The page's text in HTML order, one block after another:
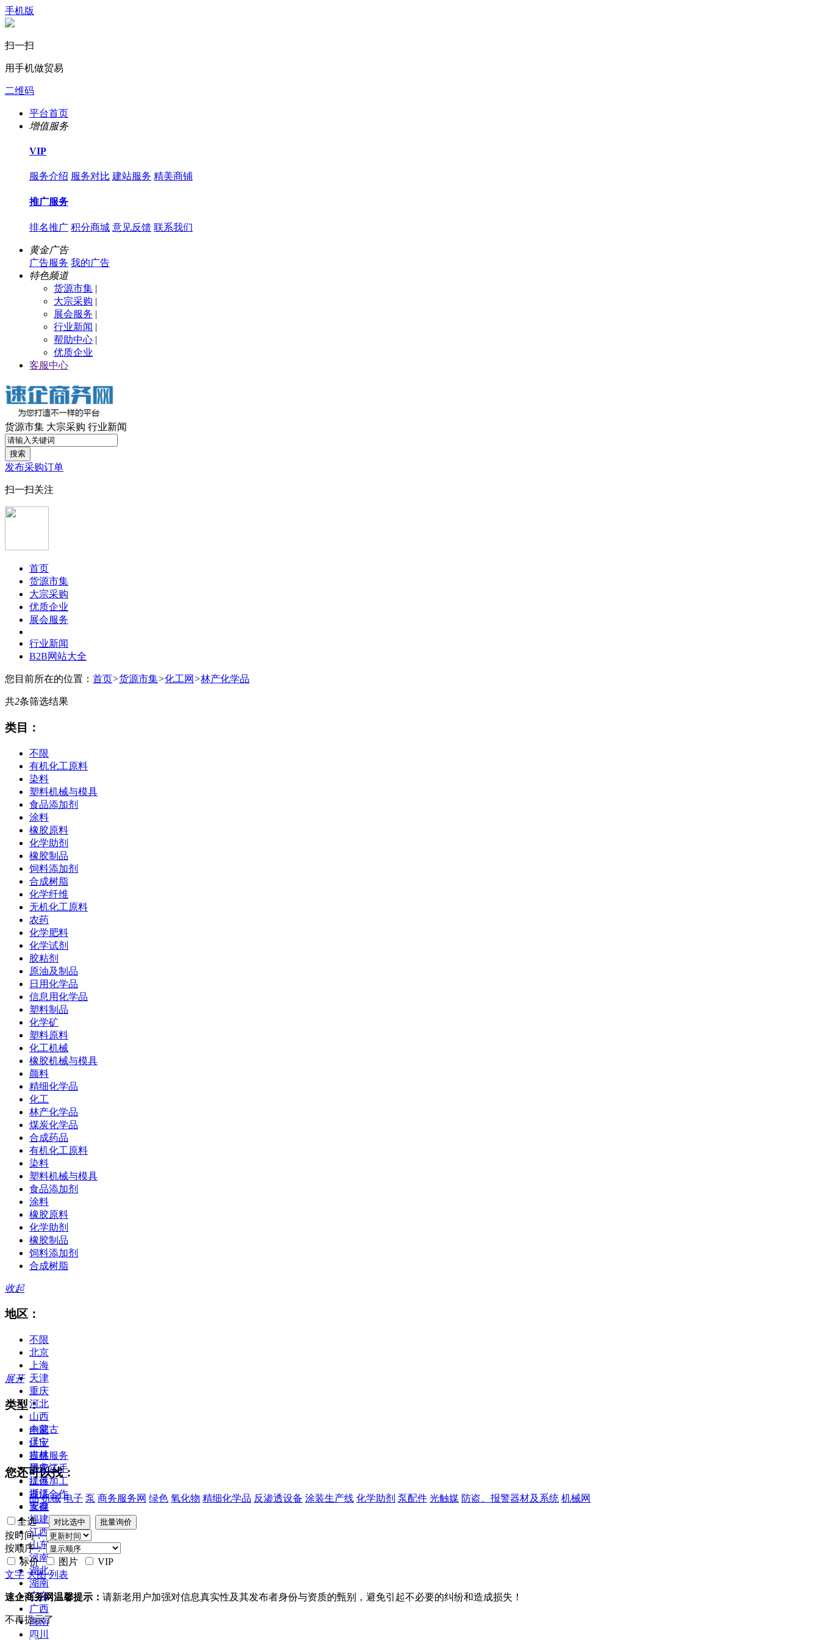
手机版
扫一扫
用手机做贸易
二维码
平台首页
增值服务
VIP
服务介绍 服务对比 建站服务 精美商铺
推广服务
排名推广 积分商城 意见反馈 联系我们
黄金广告
广告服务 我的广告
特色频道
货源市集 |
大宗采购 |
展会服务 |
行业新闻 |
帮助中心 |
优质企业
客服中心
货源市集 大宗采购 行业新闻
搜索
发布采购订单
扫一扫关注
首页
货源市集
大宗采购
优质企业
展会服务
行业新闻
B2B网站大全
您目前所在的位置： 首页>货源市集>化工网 >林产化学品
共2条筛选结果
类目：
不限
有机化工原料
染料
塑料机械与模具
食品添加剂
涂料
橡胶原料
化学助剂
橡胶制品
饲料添加剂
合成树脂
化学纤维
无机化工原料
农药
化学肥料
化学试剂
胶粘剂
原油及制品
日用化学品
信息用化学品
塑料制品
化学矿
塑料原料
化工机械
橡胶机械与模具
颜料
精细化学品
化工
林产化学品
煤炭化学品
合成药品
有机化工原料
染料
塑料机械与模具
食品添加剂
涂料
橡胶原料
化学助剂
橡胶制品
饲料添加剂
合成树脂
收起
地区：
不限
北京
上海
天津
重庆
河北
山西
内蒙古
辽宁
吉林
黑龙江
江苏
浙江
安徽
福建
江西
山东
河南
湖北
湖南
广东
广西
海南
四川
展开
类型：
全部
供应
提供服务
供应二手
提供加工
提供合作
库存
您还可以找：
品 机械 电子 泵 商务服务网 绿色 氧化物 精细化学品 反渗透设备 涂装生产线 化学助剂 泵配件 光触媒 防盗、报警器材及系统 机械网
全选
按时间：
按顺序：
标价
图片
VIP
文字 大图 列表
速企商务网温馨提示： 请新老用户加强对信息真实性及其发布者身份与资质的甄别，避免引起不必要的纠纷和造成损失！
不再提示了